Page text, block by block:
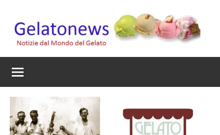
contenuto
Gelato
News
mondo
del
artigianale